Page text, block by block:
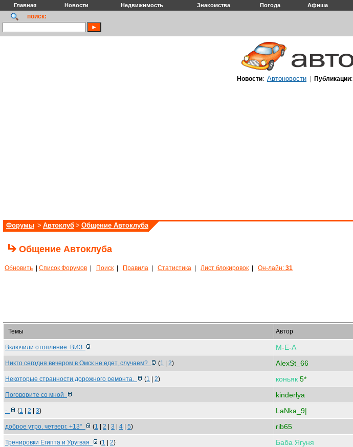
Главная Новости Недвижимость Знакомства Погода Афиша
поиск:
Новости: Автоновости Публикации:
Форумы > Автоклуб > Общение Автоклуба
Общение Автоклуба
Обновить Список Форумов Поиск Правила Статистика Лист блокировок Он-лайн: 31
Темы Автор
Включили отопление. ВИЗ М-Е-А
Никто сегодня вечером в Омск не едет, случаем? (1 2) AlexSt_66
Некоторые странности дорожного ремонта. (1 2) коньяк 5*
Поговорите со мной kinderlya
- (1 2 3) LaNka_9|
доброе утро. четверг. +13° (1 2 3 4 5) rib65
Тренировки Египта и Уругвая (1 2) Баба Ягуня